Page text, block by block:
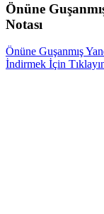
Önüne
Notası
Önüne Guşanmış
İndirmek İçin